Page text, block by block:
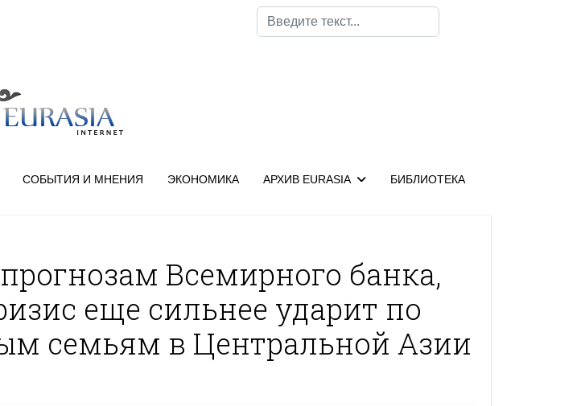
Поиск
СОБЫТИЯ И МНЕНИЯ ЭКОНОМИКА АРХИВ EURASIA БИБЛИОТЕКА
Всемирного банка,
еще сильнее ударит по
семьям в Центральной Азии